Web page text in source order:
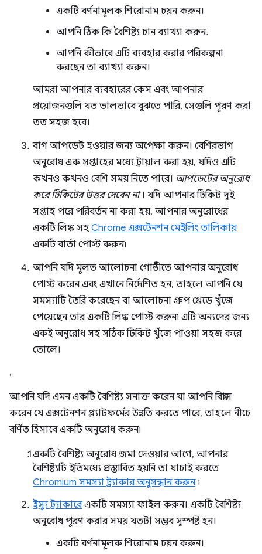
একটি বর্ণনামূলক শিরোনাম চয়ন করুন।
আপনি ঠিক কি বৈশিষ্ট্য চান ব্যাখ্যা করুন.
আপনি কীভাবে এটি ব্যবহার করার পরিকল্পনা
করছেন তা ব্যাখ্যা করুন।
আমরা আপনার ব্যবহারের কেস এবং আপনার
প্রয়োজনগুলি যত ভালভাবে বুঝতে পারি, সেগুলি পূরণ করা
তত সহজ হবে।
বাগ আপডেট হওয়ার জন্য অপেক্ষা করুন। বেশিরভাগ
অনুরোধ এক সপ্তাহের মধ্যে ট্রায়াল করা হয়, যদিও এটি
কখনও কখনও বেশি সময় নিতে পারে। আপডেটের অনুরোধ
করে টিকিটের উত্তর দেবেন না। যদি আপনার টিকিট দুই
সপ্তাহ পরে পরিবর্তন না করা হয়, আপনার অনুরোধের
একটি লিঙ্ক সহ Chrome এক্সটেনশন মেইলিং তালিকায়
একটি বার্তা পোস্ট করুন৷
আপনি যদি মূলত আলোচনা গোষ্ঠীতে আপনার অনুরোধ
পোস্ট করেন এবং এখানে নির্দেশিত হন, তাহলে আপনি যে
সমস্যাটি তৈরি করেছেন বা আলোচনা গ্রুপ থ্রেডে খুঁজে
পেয়েছেন তার একটি লিঙ্ক পোস্ট করুন৷ এটি অন্যদের জন্য
একই অনুরোধ সহ সঠিক টিকিট খুঁজে পাওয়া সহজ করে
তোলে।
,
আপনি যদি এমন একটি বৈশিষ্ট্য সনাক্ত করেন যা আপনি বিশ্বাস
করেন যে এক্সটেনশন প্ল্যাটফর্মের উন্নতি করতে পারে, তাহলে নীচে
বর্ণিত হিসাবে একটি অনুরোধ করুন৷
একটি বৈশিষ্ট্য অনুরোধ জমা দেওয়ার আগে, আপনার
বৈশিষ্ট্যটি ইতিমধ্যে প্রস্তাবিত হয়নি তা যাচাই করতে
Chromium সমস্যা ট্র্যাকার অনুসন্ধান করুন৷
ইস্যু ট্র্যাকারেএকটি সমস্যা ফাইল করুন। একটি বৈশিষ্ট্য
অনুরোধ পূরণ করার সময় যতটা সম্ভব সুস্পষ্ট হন।
একটি বর্ণনামূলক শিরোনাম চয়ন করুন।